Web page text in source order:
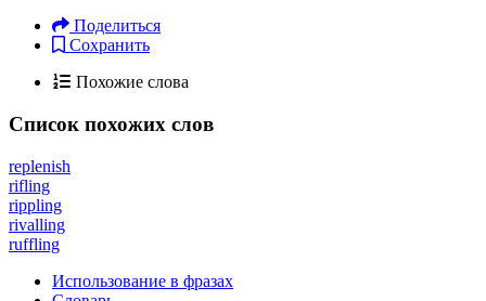
Поделиться
Сохранить
Похожие слова
Список похожих слов
replenish
rifling
rippling
rivalling
ruffling
Использование в фразах